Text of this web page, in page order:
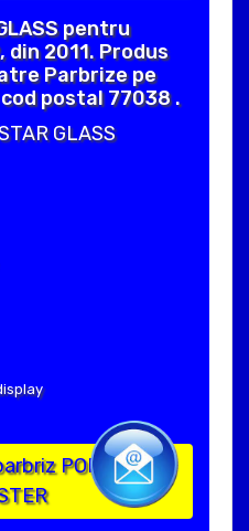
pentru
din 2011. Produs
Parbrize pe
cod postal 77038 .
GLASS
PORSCHE